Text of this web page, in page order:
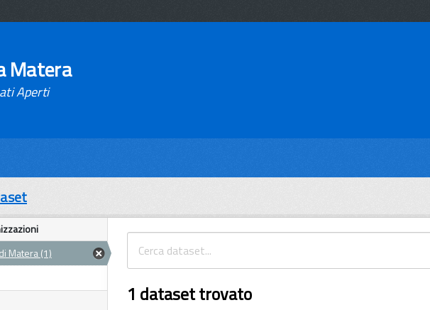
Matera
Aperti
1 dataset trovato
Matera (1)